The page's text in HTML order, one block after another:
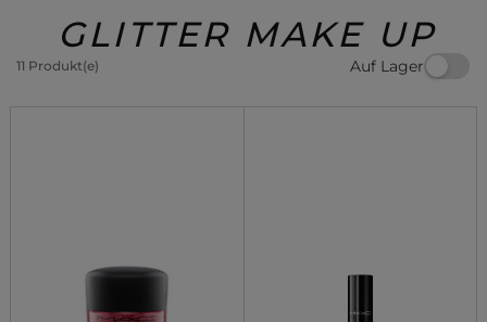
GLITTER MAKE UP
11 Produkt(e) Auf Lager